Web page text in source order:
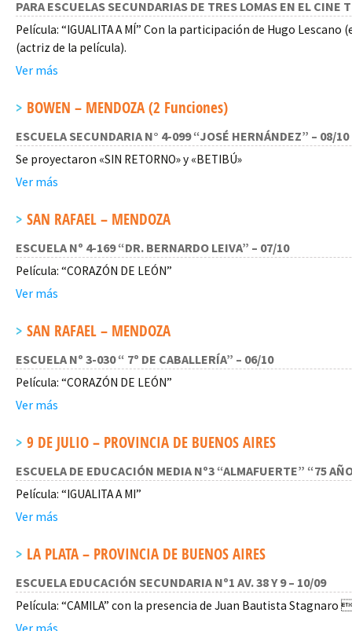
PARA ESCUELAS SECUNDARIAS DE TRES LOMAS EN EL CINE
Película: “IGUALITA A MÍ” Con la participación de Hugo
(actriz de la película).
Ver más
BOWEN – MENDOZA (2 Funciones)
ESCUELA SECUNDARIA N° 4-099 “JOSÉ HERNÁNDEZ” – 08/10
Se proyectaron «SIN RETORNO» y «BETIBÚ»
Ver más
SAN RAFAEL – MENDOZA
ESCUELA Nº 4-169 “DR. BERNARDO LEIVA” – 07/10
Película: “CORAZÓN DE LEÓN”
Ver más
SAN RAFAEL – MENDOZA
ESCUELA Nº 3-030 “ 7º DE CABALLERÍA” – 06/10
Película: “CORAZÓN DE LEÓN”
Ver más
9 DE JULIO – PROVINCIA DE BUENOS AIRES
ESCUELA DE EDUCACIÓN MEDIA Nº3 “ALMAFUERTE” “75
Película: “IGUALITA A MI”
Ver más
LA PLATA – PROVINCIA DE BUENOS AIRES
ESCUELA EDUCACIÓN SECUNDARIA Nº1 AV. 38 Y 9 – 10/09
Película: “CAMILA” con la presencia de Juan Bautista
Ver más